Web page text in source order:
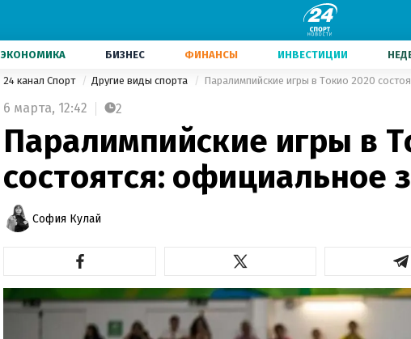
ЭКОНОМИКА БИЗНЕС ФИНАНСЫ ИНВЕСТИЦИИ
24 канал Спорт Другие виды спорта Паралимпийские игры в Токио 2020
6 марта, 12:42 2
Паралимпийские игры в
состоятся: официальное
София Кулай